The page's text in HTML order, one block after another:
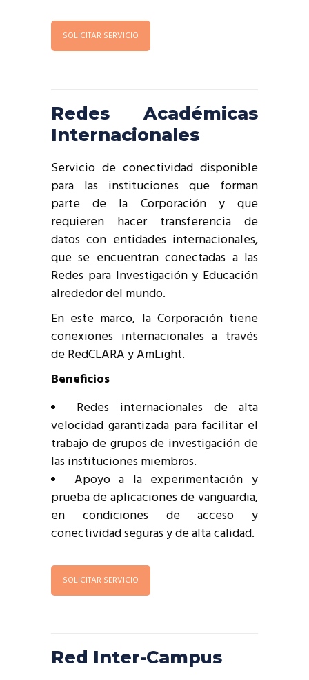
SOLICITAR SERVICIO
Redes Académicas
Internacionales
Servicio de conectividad disponible
para las instituciones que forman
parte de la Corporación y que
requieren hacer transferencia de
datos con entidades internacionales,
que se encuentran conectadas a las
Redes para Investigación y Educación
alrededor del mundo.
En este marco, la Corporación tiene
conexiones internacionales a través
de RedCLARA y AmLight.
Beneficios
Redes internacionales de alta
velocidad garantizada para facilitar el
trabajo de grupos de investigación de
las instituciones miembros.
Apoyo a la experimentación y
prueba de aplicaciones de vanguardia,
en condiciones de acceso y
conectividad seguras y de alta calidad.
SOLICITAR SERVICIO
Red Inter-Campus